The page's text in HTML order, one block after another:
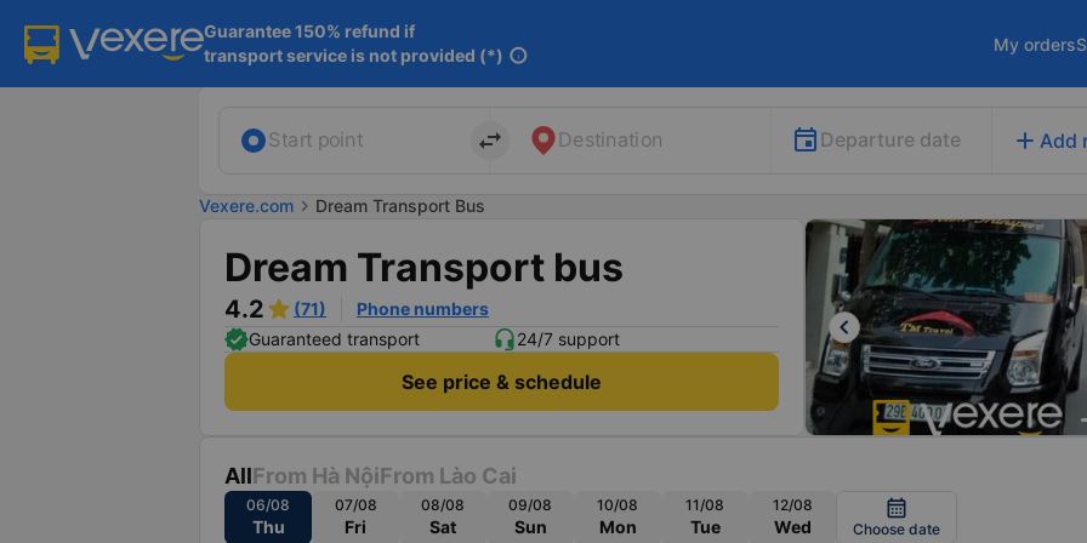
Guarantee 150% refund if
transport service is not provided (*) info
My orders
Start point import_export Destination Departure date add Add
Vexere.com chevron_right Dream Transport Bus
Dream Transport bus
4.2 (71)
Phone numbers
Guaranteed transport
24/7 support
See price & schedule
keyboard_arrow_left
AllFrom Hà NộiFrom Lào Cai
06/08
Thu
07/08
Fri
08/08
Sat
09/08
Sun
10/08
Mon
11/08
Tue
12/08
Wed
calendar_month
Choose date